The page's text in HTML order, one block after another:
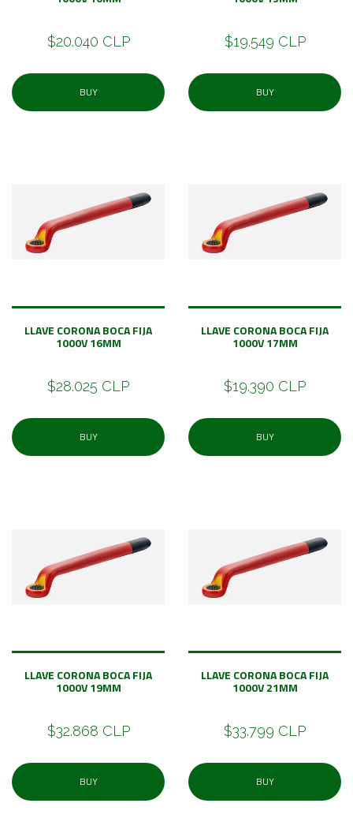
$20.040 CLP
BUY
$19.549 CLP
BUY
LLAVE CORONA BOCA FIJA
1000V 16MM
$28.025 CLP
BUY
LLAVE CORONA BOCA FIJA
1000V 17MM
$19.390 CLP
BUY
LLAVE CORONA BOCA FIJA
1000V 19MM
$32.868 CLP
BUY
LLAVE CORONA BOCA FIJA
1000V 21MM
$33.799 CLP
BUY